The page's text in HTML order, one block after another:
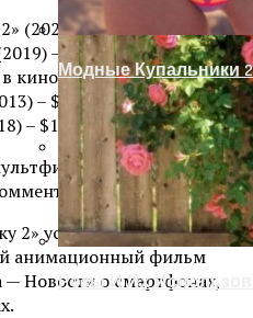
Входная
Розы И Их
Модные Купальники
(2024) – $1,462 млрд
– $1,450 млрд
кино” (2023) – $1,361 млрд
– $1,289 млрд
– $1,242 млрд
Поделитесь
2» установила новый
анимационный фильм
— Новости о смартфонах,